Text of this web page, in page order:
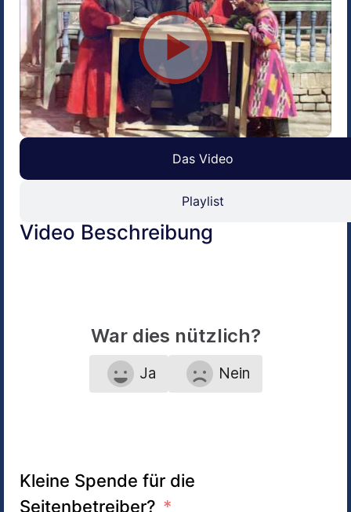
Das Video
Playlist
Video Beschreibung
War dies nützlich?
Ja Nein
Kleine Spende für die
Seitenbetreiber?